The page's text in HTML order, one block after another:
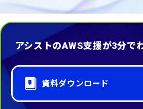
アシストのAWS支援が3分で
資料ダウンロード